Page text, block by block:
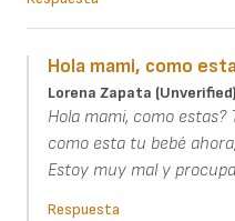
Hola mami, como
Lorena Zapata (unverified)
Hola mami, como estas?
como esta tu bebé
Estoy muy mal y
Respuesta